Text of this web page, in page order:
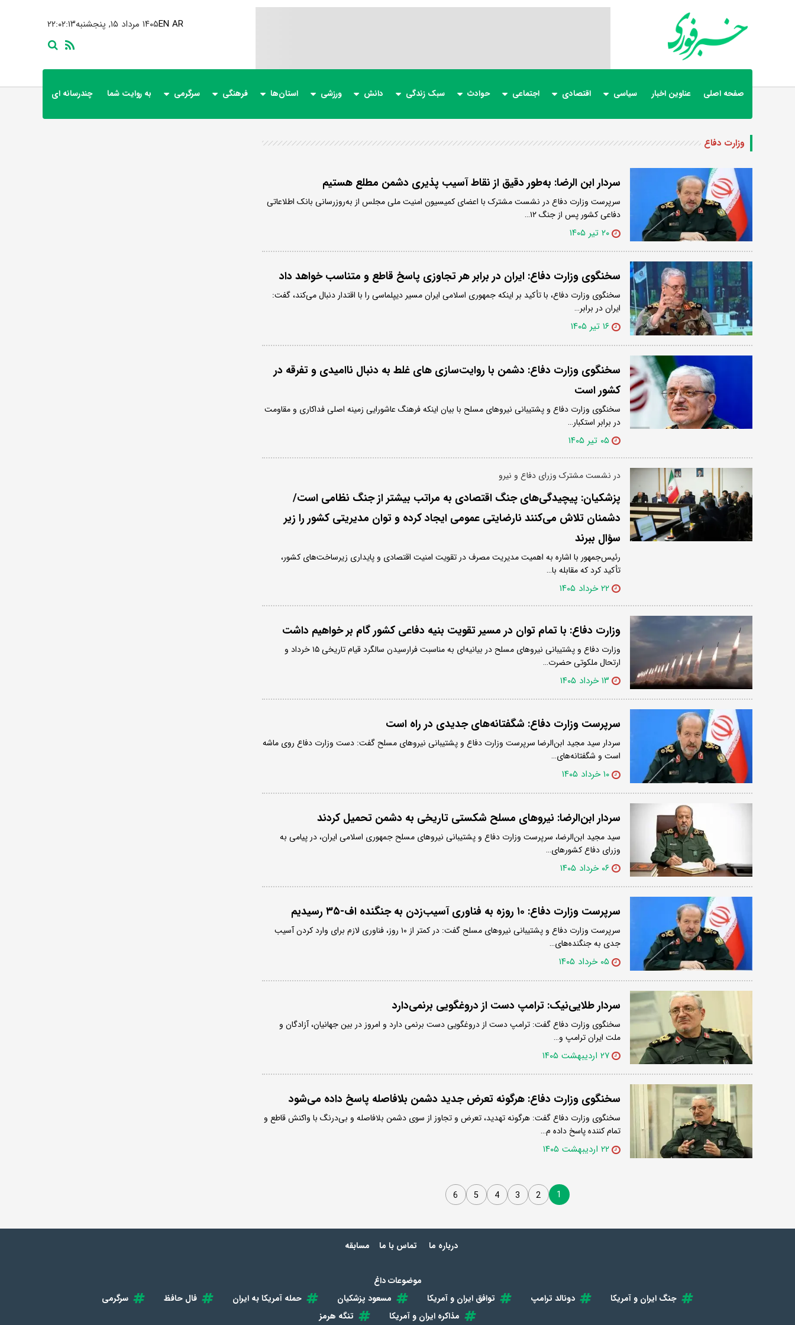
۲۲:۰۲:۱۴ ۱۴۰۵ مرداد ۱۵, پنجشنبهEN AR
صفحه اصلی عناوین اخبار سیاسی اقتصادی اجتماعی حوادث سبک زندگی دانش ورزشی استان‌ها فرهنگی سرگرمی به روایت شما چندرسانه ای
وزارت دفاع
سردار ابن الرضا: به‌طور دقیق از نقاط آسیب پذیری دشمن مطلع هستیم
سرپرست وزارت دفاع در نشست مشترک با اعضای کمیسیون امنیت ملی مجلس از به‌روزرسانی بانک اطلاعاتی
دفاعی کشور پس از جنگ ۱۲…
۲۰ تیر ۱۴۰۵
سخنگوی وزارت دفاع: ایران در برابر هر تجاوزی پاسخ قاطع و متناسب خواهد داد
سخنگوی وزارت دفاع، با تأکید بر اینکه جمهوری اسلامی ایران مسیر دیپلماسی را با اقتدار دنبال می‌کند، گفت:
ایران در برابر…
۱۶ تیر ۱۴۰۵
سخنگوی وزارت دفاع: دشمن با روایت‌سازی های غلط به دنبال ناامیدی و تفرقه در
کشور است
سخنگوی وزارت دفاع و پشتیبانی نیروهای مسلح با بیان اینکه فرهنگ عاشورایی زمینه اصلی فداکاری و مقاومت
در برابر استکبار…
۰۵ تیر ۱۴۰۵
در نشست مشترک وزرای دفاع و نیرو
پزشکیان: پیچیدگی‌های جنگ اقتصادی به مراتب بیشتر از جنگ نظامی است/
دشمنان تلاش می‌کنند نارضایتی عمومی ایجاد کرده و توان مدیریتی کشور را زیر
سؤال ببرند
رئیس‌جمهور با اشاره به اهمیت مدیریت مصرف در تقویت امنیت اقتصادی و پایداری زیرساخت‌های کشور،
تأکید کرد که مقابله با…
۲۲ خرداد ۱۴۰۵
وزارت دفاع: با تمام توان در مسیر تقویت بنیه دفاعی کشور گام بر خواهیم داشت
وزارت دفاع و پشتیبانی نیروهای مسلح در بیانیه‌ای به مناسبت فرارسیدن سالگرد قیام تاریخی ۱۵ خرداد و
ارتحال ملکوتی حضرت…
۱۳ خرداد ۱۴۰۵
سرپرست وزارت دفاع: شگفتانه‌های جدیدی در راه است
سردار سید مجید ابن‌الرضا سرپرست وزارت دفاع و پشتیبانی نیروهای مسلح گفت: دست وزارت دفاع روی ماشه
است و شگفتانه‌های…
۱۰ خرداد ۱۴۰۵
سردار ابن‌الرضا: نیروهای مسلح شکستی تاریخی به دشمن تحمیل کردند
سید مجید ابن‌الرضا، سرپرست وزارت دفاع و پشتیبانی نیروهای مسلح جمهوری اسلامی ایران، در پیامی به
وزرای دفاع کشورهای…
۰۶ خرداد ۱۴۰۵
سرپرست وزارت دفاع: ۱۰ روزه به فناوری آسیب‌زدن به جنگنده اف-۳۵ رسیدیم
سرپرست وزارت دفاع و پشتیبانی نیروهای مسلح گفت: در کمتر از ۱۰ روز، فناوری لازم برای وارد کردن آسیب
جدی به جنگنده‌های…
۰۵ خرداد ۱۴۰۵
سردار طلایی‌نیک: ترامپ دست از دروغگویی برنمی‌دارد
سخنگوی وزارت دفاع گفت: ترامپ دست از دروغگویی دست برنمی دارد و امروز در بین جهانیان، آزادگان و
ملت ایران ترامپ و…
۲۷ اردیبهشت ۱۴۰۵
سخنگوی وزارت دفاع: هرگونه تعرض جدید دشمن بلافاصله پاسخ داده می‌شود
سخنگوی وزارت دفاع گفت: هرگونه تهدید، تعرض و تجاوز از سوی دشمن بلافاصله و بی‌درنگ با واکنش قاطع و
تمام کننده پاسخ داده م…
۲۲ اردیبهشت ۱۴۰۵
1
2
3
4
5
6
درباره ما تماس با ما مسابقه
موضوعات داغ
جنگ ایران و آمریکا
دونالد ترامپ توافق ایران و آمریکا مسعود پزشکیان حمله آمریکا به ایران فال حافظ
سرگرمی
مذاکره ایران و آمریکا
تنگه هرمز